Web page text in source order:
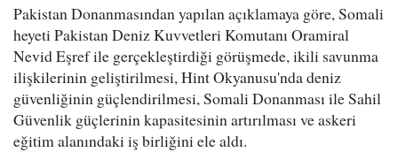
Pakistan Donanmasından yapılan açıklamaya göre, Somali
heyeti Pakistan Deniz Kuvvetleri Komutanı Oramiral
Nevid Eşref ile gerçekleştirdiği görüşmede, ikili savunma
ilişkilerinin geliştirilmesi, Hint Okyanusu'nda deniz
güvenliğinin güçlendirilmesi, Somali Donanması ile Sahil
Güvenlik güçlerinin kapasitesinin artırılması ve askeri
eğitim alanındaki iş birliğini ele aldı.